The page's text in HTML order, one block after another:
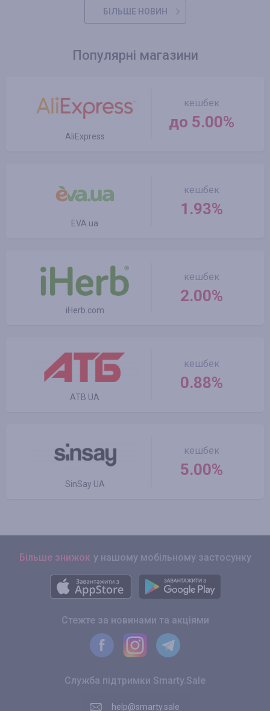
БІЛЬШЕ НОВИН
Популярні магазини
AliExpress
кешбек
до 5.00%
EVA.ua
кешбек
1.93%
iHerb.com
кешбек
2.00%
ATB UA
кешбек
0.88%
SinSay UA
кешбек
5.00%
Більше знижок у нашому мобільному застосунку
Стежте за новинами та акціями
Служба підтримки Smarty.Sale
help@smarty.sale